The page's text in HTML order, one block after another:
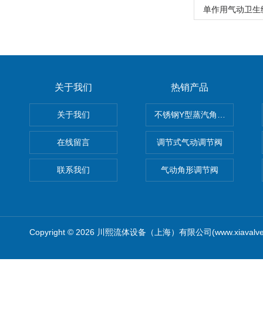
单作用气动卫
关于我们
关于我们
在线留言
联系我们
热销产品
不锈钢Y型蒸汽角座阀
调节式气动调节阀
气动角形调节阀
Copyright © 2026 川熙流体设备（上海）有限公司